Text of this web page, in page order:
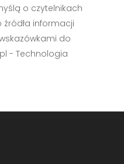
o czytelnikach
informacji
do
- Technologia